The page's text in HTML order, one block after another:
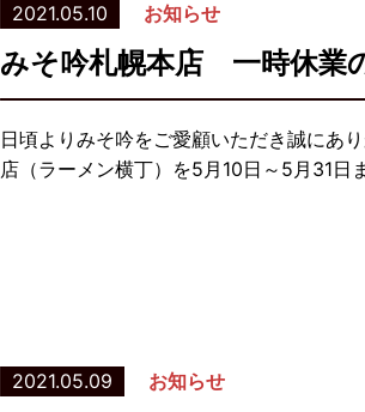
2021.05.10 お知らせ
みそ吟札幌本店 一時休業
日頃よりみそ吟をご愛顧いただき誠にあ
店（ラーメン横丁）を5月10日～5月31
2021.05.09 お知らせ